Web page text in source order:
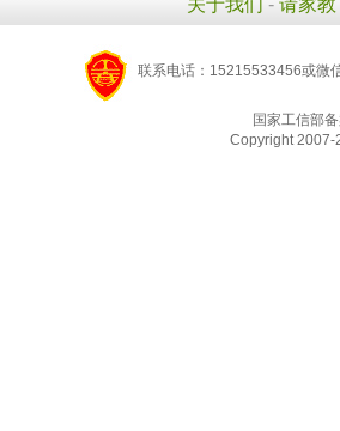
关于我们 - 请家教
联系电话：15215533456或微
国家工信部
Copyright 2007-